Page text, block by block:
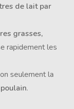
de lait par
grasses,
rapidement les
seulement la
.